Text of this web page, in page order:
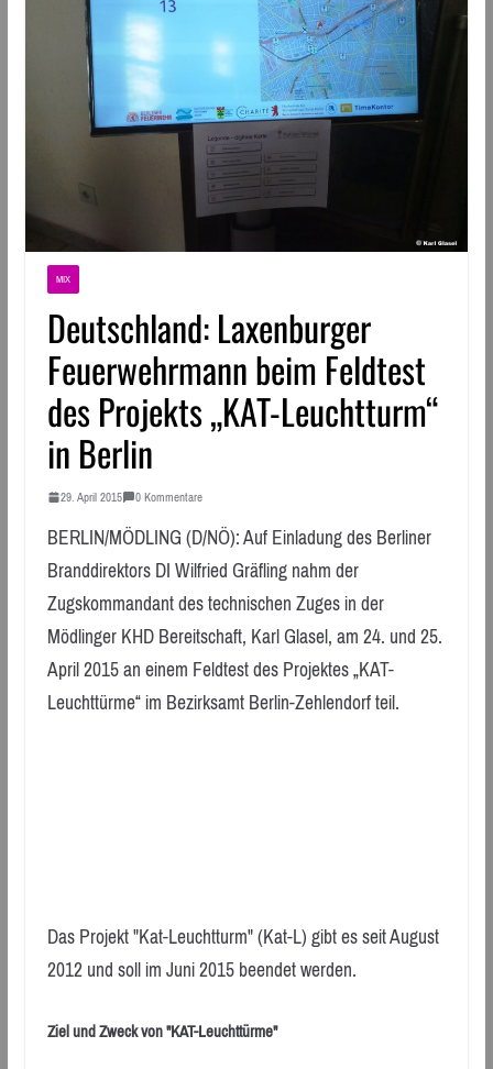
MIX
Deutschland: Laxenburger
Feuerwehrmann beim Feldtest
des Projekts „KAT-Leuchtturm“
in Berlin
29. April 2015 0 Kommentare
BERLIN/MÖDLING (D/NÖ): Auf Einladung des Berliner
Branddirektors DI Wilfried Gräfling nahm der
Zugskommandant des technischen Zuges in der
Mödlinger KHD Bereitschaft, Karl Glasel, am 24. und 25.
April 2015 an einem Feldtest des Projektes „KAT-
Leuchttürme“ im Bezirksamt Berlin-Zehlendorf teil.
Das Projekt "Kat-Leuchtturm" (Kat-L) gibt es seit August
2012 und soll im Juni 2015 beendet werden.
Ziel und Zweck von "KAT-Leuchttürme"